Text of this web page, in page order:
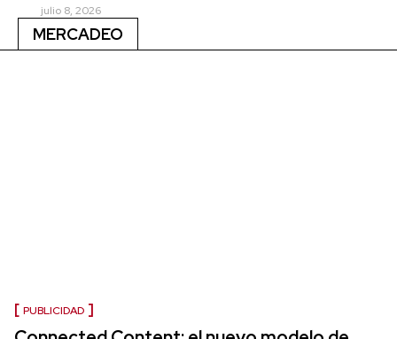
julio 8, 2026
MERCADEO
PUBLICIDAD